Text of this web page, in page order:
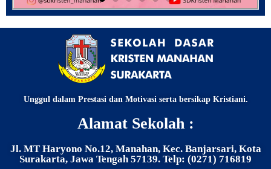
Unggul dalam Prestasi dan Motivasi serta bersikap Kristiani.
Alamat Sekolah :
Jl. MT Haryono No.12, Manahan, Kec. Banjarsari, Kota
Surakarta, Jawa Tengah 57139. Telp: (0271) 716819